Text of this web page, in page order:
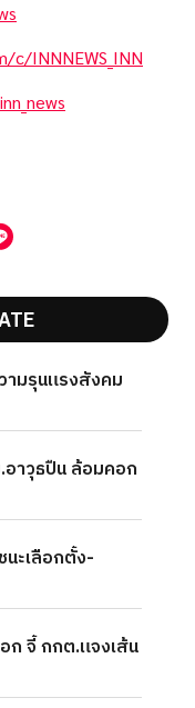
INNNEWS_INN
มรุนแรงสังคม
าวุธปืน ล้อมคอก
นะเลือกตั้ง-
ก จี้ กกต.แจงเส้น